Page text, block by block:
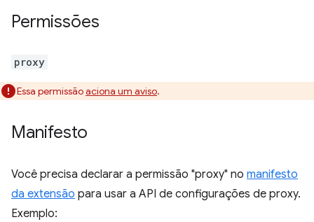
Permissões
proxy
Essa permissãoaciona um aviso.
Manifesto
Você precisa declarar a permissão "proxy" no manifesto
da extensão para usar a API de configurações de proxy.
Exemplo: